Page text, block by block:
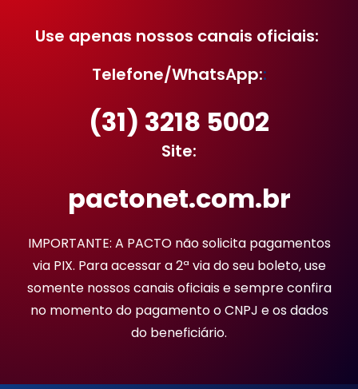
Use apenas nossos canais oficiais:
Telefone/WhatsApp::
(31) 3218 5002
Site:
pactonet.com.br
IMPORTANTE: A PACTO não solicita pagamentos
via PIX. Para acessar a 2ª via do seu boleto, use
somente nossos canais oficiais e sempre confira
no momento do pagamento o CNPJ e os dados
do beneficiário.